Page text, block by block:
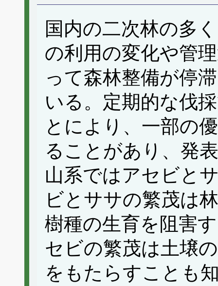
国内の二次林の多
の利用の変化や管
って森林整備が停
いる。定期的な伐
とにより、一部の
ることがあり、発
山系ではアセビと
ビとササの繁茂は
樹種の生育を阻害
セビの繁茂は土壌
をもたらすことも